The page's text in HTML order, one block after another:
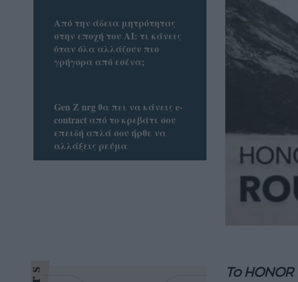
Το HONOR
Από την άδεια μητρότητας
στην εποχή του AI: τι κάνεις
όταν όλα αλλάζουν πιο
γρήγορα από εσένα;
Gen Z nrg θα πει να κάνεις e-
contract από το κρεβάτι σου
επειδή απλά σου ήρθε να
αλλάξεις ρεύμα